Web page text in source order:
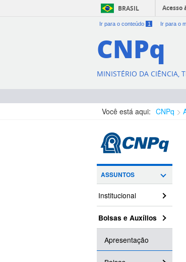
BRASIL Acesso
Ir para o conteúdo 1 Ir para o
CNPq
MINISTÉRIO DA CIÊNCIA,
Você está aqui: CNPq
ASSUNTOS
Institucional
Bolsas e Auxílios
Apresentação